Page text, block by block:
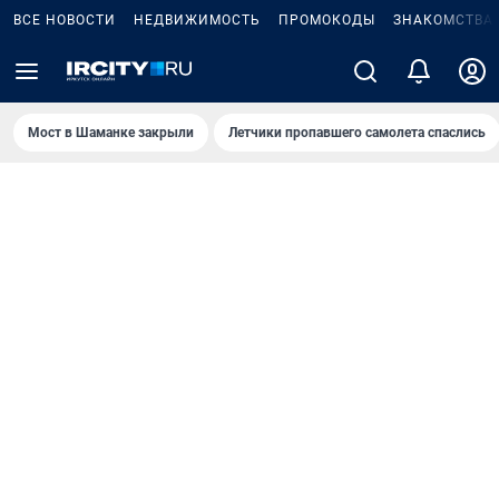
ВСЕ НОВОСТИ НЕДВИЖИМОСТЬ ПРОМОКОДЫ ЗНАКОМСТВА
Мост в Шаманке закрыли Летчики пропавшего самолета спаслись